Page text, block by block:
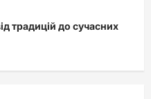
традицій до сучасних